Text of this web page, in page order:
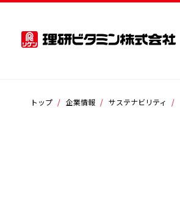
トップ 企業情報 サステナビリティ